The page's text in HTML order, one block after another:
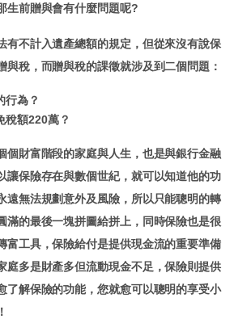
生前贈與會有什麼問題呢?
有不計入遺產總額的規定，但從來沒有說保
與稅，而贈與稅的課徵就涉及到二個問題：
行為？
稅額220萬？
個財富階段的家庭與人生，也是與銀行金融
讓保險存在與數個世紀，就可以知道他的功
遠無法規劃意外及風險，所以只能聰明的轉
滿的最後一塊拼圖給拼上，同時保險也是很
富工具，保險給付是提供現金流的重要準備
庭多是財產多但流動現金不足，保險則提供
了解保險的功能，您就愈可以聰明的享受小